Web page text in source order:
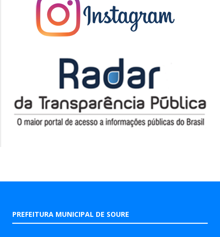
PREFEITURA MUNICIPAL DE SOURE